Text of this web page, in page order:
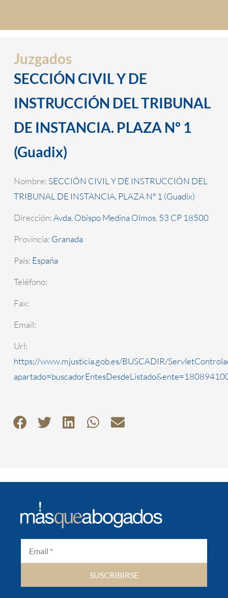
Juzgados
SECCIÓN CIVIL Y DE
INSTRUCCIÓN DEL TRIBUNAL
DE INSTANCIA. PLAZA Nº 1
(Guadix)
Nombre: SECCIÓN CIVIL Y DE INSTRUCCIÓN DEL
TRIBUNAL DE INSTANCIA. PLAZA Nº 1 (Guadix)
Dirección:Avda. Obispo Medina Olmos, 53 CP 18500
Provincia: Granada
País: España
Teléfono:
Fax:
Email:
Url:
https://www.mjusticia.gob.es/BUSCADIR/
SUSCRIBIRSE